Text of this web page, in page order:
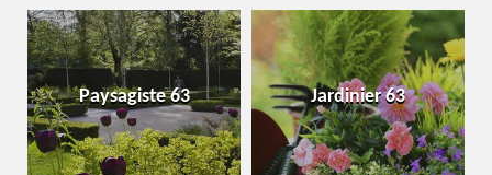
Paysagiste 63 Jardinier 63